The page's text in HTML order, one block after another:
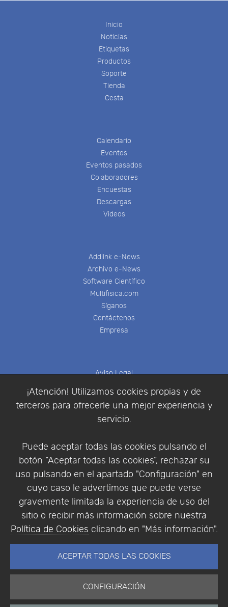
¡Atención! Utilizamos cookies propias y de
terceros para ofrecerle una mejor experiencia y
servicio.
Puede aceptar todas las cookies pulsando el
botón “Aceptar todas las cookies”, rechazar su
uso pulsando en el apartado "Configuración" en
cuyo caso le advertimos que puede verse
gravemente limitada la experiencia de uso del
sitio o recibir más información sobre nuestra
Política de Cookies clicando en "Más información".
ACEPTAR TODAS LAS COOKIES
CONFIGURACIÓN
Inicio
Noticias
Etiquetas
Productos
Soporte
Tienda
Cesta
Calendario
Eventos
Eventos pasados
Colaboradores
Encuestas
Descargas
Videos
Addlink e-News
Archivo e-News
Software Científico
Multifisica.com
Síganos
Contáctenos
Empresa
Aviso Legal
Política de Privacidad
Condiciones de compra
Identificarse
Empresa|Aviso Legal| Política de Privacidad |
Política de Cookies
© Copyright 1994 - 2026. Addlink Software
Científico, S.L.
Portugal.